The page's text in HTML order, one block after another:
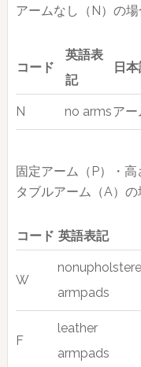
アームなし（N）の場
コード
英語表
記
日
N no armsアー
固定アーム（P）・
タブルアーム（A）の
コード 英語表記
W
armpads
F
leather
armpads